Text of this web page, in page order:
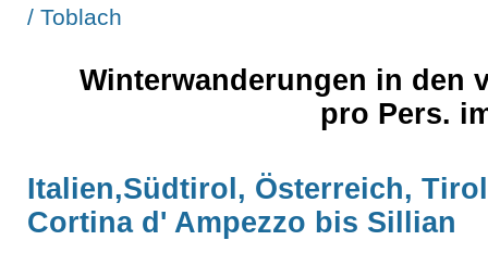
Winterwanderungen in den
pro Pers.
Italien,Südtirol, Österreich,
Cortina d' Ampezzo bis Sillian